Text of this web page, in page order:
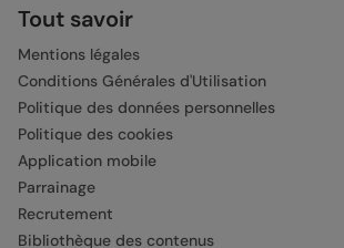
Tout savoir
Mentions légales
Conditions Générales d'Utilisation
Politique des données personnelles
Politique des cookies
Application mobile
Parrainage
Recrutement
Bibliothèque des contenus